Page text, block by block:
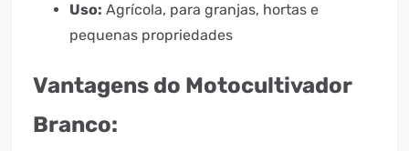
Uso: Agrícola, para granjas, hortas e
pequenas propriedades
Vantagens do Motocultivador
Branco: